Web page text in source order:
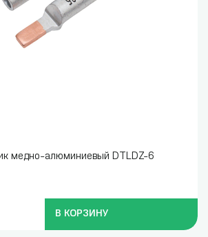
медно-алюминиевый DTLDZ-6
В КОРЗИНУ